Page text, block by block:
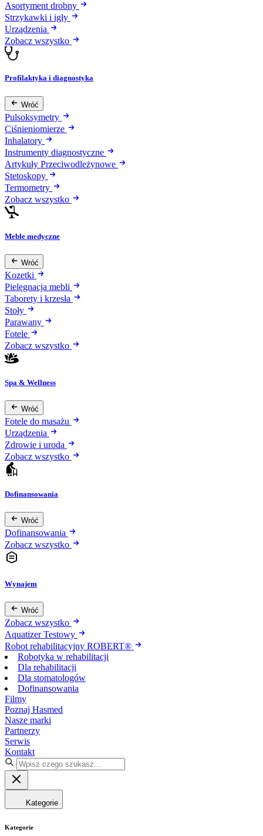
Asortyment drobny
Strzykawki i igły
Urządzenia
Zobacz wszystko
Profilaktyka i diagnostyka
Wróć
Pulsoksymetry
Ciśnieniomierze
Inhalatory
Instrumenty diagnostyczne
Artykuły Przeciwodleżynowe
Stetoskopy
Termometry
Zobacz wszystko
Meble medyczne
Wróć
Kozetki
Pielęgnacja mebli
Taborety i krzesła
Stoły
Parawany
Fotele
Zobacz wszystko
Spa & Wellness
Wróć
Fotele do masażu
Urządzenia
Zdrowie i uroda
Zobacz wszystko
Dofinansowania
Wróć
Dofinansowania
Zobacz wszystko
Wynajem
Wróć
Zobacz wszystko
Aquatizer Testowy
Robot rehabilitacyjny ROBERT®
Robotyka w rehabilitacji
Dla rehabilitacji
Dla stomatologów
Dofinansowania
Filmy
Poznaj Hasmed
Nasze marki
Partnerzy
Serwis
Kontakt
Kategorie
Kategorie